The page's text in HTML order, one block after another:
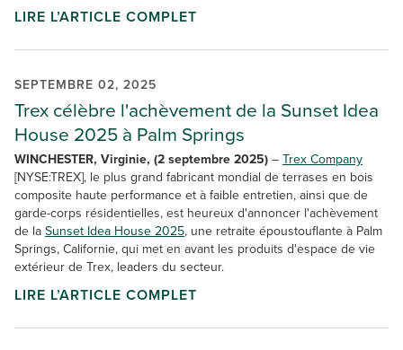
LIRE L’ARTICLE COMPLET
SEPTEMBRE 02, 2025
Trex célèbre l'achèvement de la Sunset Idea
House 2025 à Palm Springs
WINCHESTER, Virginie, (2 septembre 2025)–Trex Company
[NYSE:TREX], le plus grand fabricant mondial de terrases en bois
composite haute performance et à faible entretien, ainsi que de
garde-corps résidentielles, est heureux d'annoncer l'achèvement
de laSunset Idea House 2025, une retraite époustouflante à Palm
Springs, Californie, qui met en avant les produits d'espace de vie
extérieur de Trex, leaders du secteur.
LIRE L’ARTICLE COMPLET